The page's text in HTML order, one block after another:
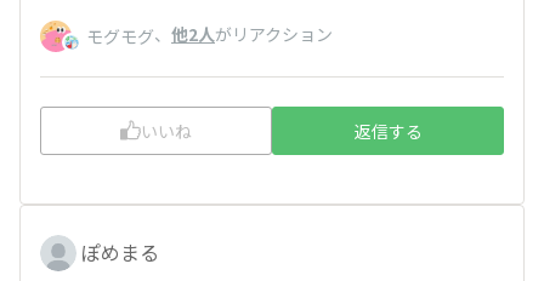
モグモグ、 他2人がリアクション
いいね 返信する
ぽめまる